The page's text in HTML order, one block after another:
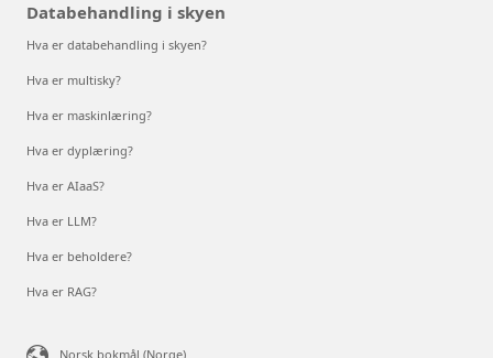
Databehandling i skyen
Hva er databehandling i skyen?
Hva er multisky?
Hva er maskinlæring?
Hva er dyplæring?
Hva er AIaaS?
Hva er LLM?
Hva er beholdere?
Hva er RAG?
Norsk bokmål (Norge)